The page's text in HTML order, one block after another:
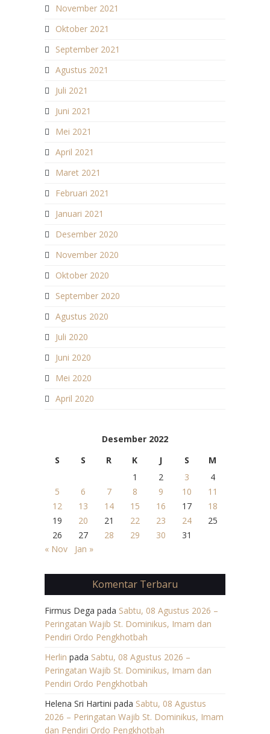
November 2021
Oktober 2021
September 2021
Agustus 2021
Juli 2021
Juni 2021
Mei 2021
April 2021
Maret 2021
Februari 2021
Januari 2021
Desember 2020
November 2020
Oktober 2020
September 2020
Agustus 2020
Juli 2020
Juni 2020
Mei 2020
April 2020
Desember 2022
S
S R K J S
M
1
2 3
4
5
6 7 8 9 10
11
12
13 14 15 16 17
18
19
20 21 22 23 24
25
26
27 28 29 30
31
« Nov
Jan »
Komentar Terbaru
Firmus Dega pada Sabtu, 08 Agustus 2026 –
Peringatan Wajib St. Dominikus, Imam dan
Pendiri Ordo Pengkhotbah
Herlin pada Sabtu, 08 Agustus 2026 –
Peringatan Wajib St. Dominikus, Imam dan
Pendiri Ordo Pengkhotbah
Helena Sri Hartini pada Sabtu, 08 Agustus
2026 – Peringatan Wajib St. Dominikus, Imam
dan Pendiri Ordo Pengkhotbah